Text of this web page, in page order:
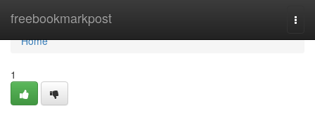
freebookmarkpost
Home
Home
1